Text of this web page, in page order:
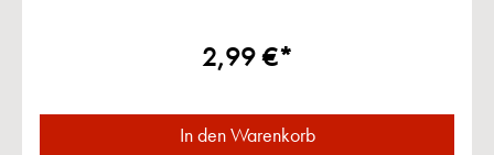
2,99 €*
In den Warenkorb